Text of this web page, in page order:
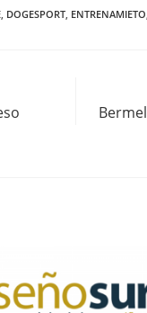
, DOGESPORT, ENTRENAMIETO,